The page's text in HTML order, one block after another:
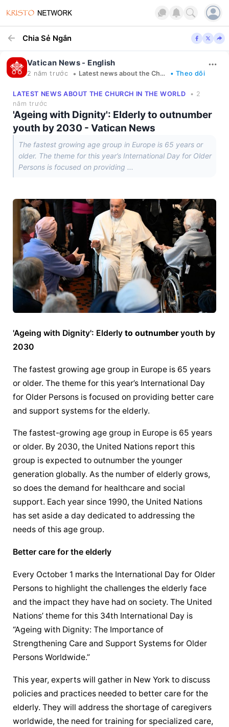
Chia Sẻ Ngắn
Vatican News - English
2 năm trước • Latest news about the Church in the world • Theo dõi
LATEST NEWS ABOUT THE CHURCH IN THE WORLD
• 2
năm trước
'Ageing with Dignity': Elderly to outnumber
youth by 2030 - Vatican News
The fastest growing age group in Europe is 65 years or
older. The theme for this year’s International Day for Older
Persons is focused on providing ...
'Ageing with Dignity': Elderly to outnumber youth by
2030
The fastest growing age group in Europe is 65 years
or older. The theme for this year’s International Day
for Older Persons is focused on providing better care
and support systems for the elderly.
The fastest-growing age group in Europe is 65 years
or older. By 2030, the United Nations report this
group is expected to outnumber the younger
generation globally. As the number of elderly grows,
so does the demand for healthcare and social
support. Each year since 1990, the United Nations
has set aside a day dedicated to addressing the
needs of this age group.
Better care for the elderly
Every October 1 marks the International Day for Older
Persons to highlight the challenges the elderly face
and the impact they have had on society. The United
Nations’ theme for this 34th International Day is
“Ageing with Dignity: The Importance of
Strengthening Care and Support Systems for Older
Persons Worldwide.”
This year, experts will gather in New York to discuss
policies and practices needed to better care for the
elderly. They will address the shortage of caregivers
worldwide, the need for training for specialized care,